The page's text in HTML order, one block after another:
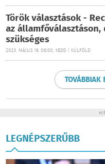
Török választások -
az
szükséges
2023. MÁJUS 16. 06:00, KEDD | KÜLFÖLD
TOVÁBBIAK
LEGNÉPSZERŰBB